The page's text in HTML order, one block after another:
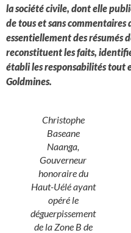
la société civile, dont elle
de tous et sans commentaires
essentiellement des résumés
reconstituent les faits,
établi les responsabilités tout
Goldmines.
Christophe
Baseane
Naanga,
Gouverneur
honoraire du
Haut-Uélé ayant
opéré le
déguerpissement
de la Zone B de